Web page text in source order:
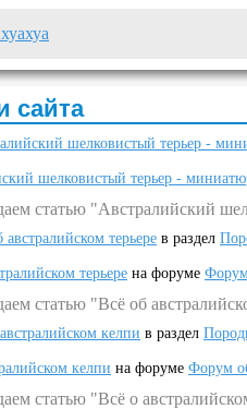
сайта
шелковистый терьер -
шелковистый терьер -
статью "Австралийский
австралийском терьере в раздел
терьере на форуме
статью "Всё об
келпи в раздел
келпи на форуме Форум
статью "Всё о